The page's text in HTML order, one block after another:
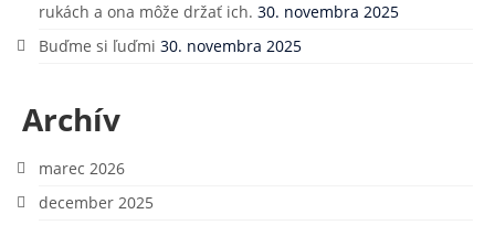
rukách a ona môže držať ich. 30. novembra 2025
Buďme si ľuďmi 30. novembra 2025
Archív
marec 2026
december 2025